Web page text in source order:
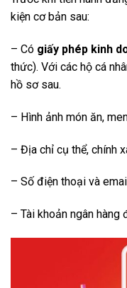
kiện cơ bản sau:
– Có giấy phép kinh
thức). Với các hộ cá
hồ sơ sau.
– Hình ảnh món ăn,
– Địa chỉ cụ thể, chính
– Số điện thoại và
– Tài khoản ngân hàng